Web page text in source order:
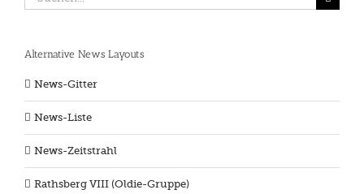
nach:
Alternative News Layouts
News-Gitter
News-Liste
News-Zeitstrahl
Rathsberg VIII (Oldie-Gruppe)